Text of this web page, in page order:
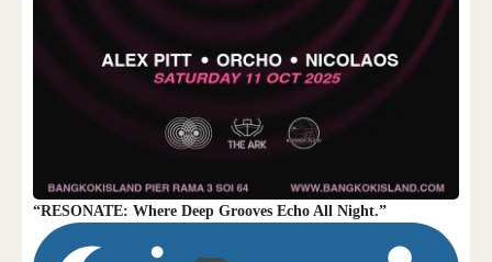
“RESONATE: Where Deep Grooves Echo All Night.”